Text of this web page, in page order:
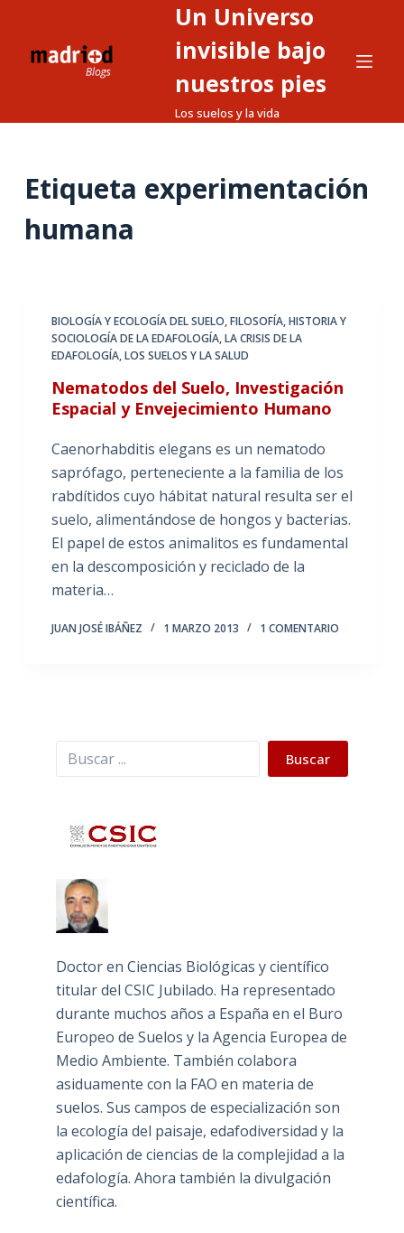
Un Universo
invisible bajo
nuestros pies
Los suelos y la vida
Etiqueta experimentación
humana
BIOLOGÍA Y ECOLOGÍA DEL SUELO,FILOSOFÍA, HISTORIA Y
SOCIOLOGÍA DE LA EDAFOLOGÍA,LA CRISIS DE LA
EDAFOLOGÍA,LOS SUELOS Y LA SALUD
Nematodos del Suelo, Investigación
Espacial y Envejecimiento Humano
Caenorhabditis elegans es un nematodo
saprófago, perteneciente a la familia de los
rabdítidos cuyo hábitat natural resulta ser el
suelo, alimentándose de hongos y bacterias.
El papel de estos animalitos es fundamental
en la descomposición y reciclado de la
materia…
JUAN JOSÉ IBÁÑEZ 1 MARZO 2013 1 COMENTARIO
Buscar Buscar
Doctor en Ciencias Biológicas y científico
titular del CSIC Jubilado. Ha representado
durante muchos años a España en el Buro
Europeo de Suelos y la Agencia Europea de
Medio Ambiente. También colabora
asiduamente con la FAO en materia de
suelos. Sus campos de especialización son
la ecología del paisaje, edafodiversidad y la
aplicación de ciencias de la complejidad a la
edafología. Ahora también la divulgación
científica.